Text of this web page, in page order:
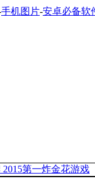
手机图片-安卓必备软